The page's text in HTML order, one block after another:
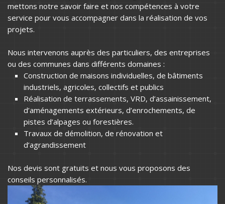
mettons notre savoir faire et nos compétences à votre
service pour vous accompagner dans la réalisation de vos
projets.
Nous intervenons auprès des particuliers, des entreprises
ou des communes dans différents domaines :
Construction de maisons individuelles, de bâtiments
industriels, agricoles, collectifs et publics
Réalisation de terrassements, VRD, d’assainissement,
d’aménagements extérieurs, d’enrochements, de
pistes d’alpages ou forestières.
Travaux de démolition, de rénovation et
d’agrandissement
Nos devis sont gratuits et nous vous proposons des
conseils personnalisés.